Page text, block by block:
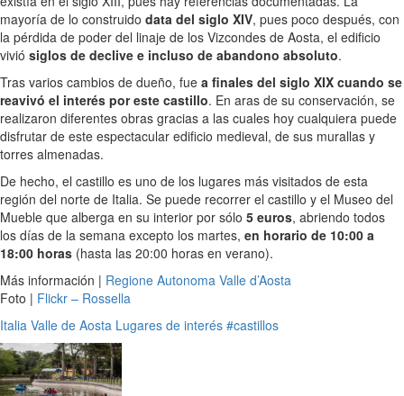
mayoría de lo construido data del siglo XIV, pues poco después, con
la pérdida de poder del linaje de los Vizcondes de Aosta, el edificio
vivió siglos de declive e incluso de abandono absoluto.
Tras varios cambios de dueño, fue a finales del siglo XIX cuando se
reavivó el interés por este castillo. En aras de su conservación, se
realizaron diferentes obras gracias a las cuales hoy cualquiera puede
disfrutar de este espectacular edificio medieval, de sus murallas y
torres almenadas.
De hecho, el castillo es uno de los lugares más visitados de esta
región del norte de Italia. Se puede recorrer el castillo y el Museo del
Mueble que alberga en su interior por sólo 5 euros, abriendo todos
los días de la semana excepto los martes, en horario de 10:00 a
18:00 horas (hasta las 20:00 horas en verano).
Más información | Regione Autonoma Valle d’Aosta
Foto | Flickr – Rossella
Italia Valle de Aosta Lugares de interés #castillos